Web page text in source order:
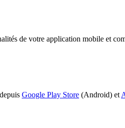
de votre application mobile et
Google Play Store (Android) et